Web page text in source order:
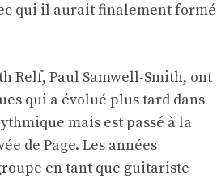
qui il aurait finalement formé
Relf, ​​Paul Samwell-Smith, ont
qui a évolué plus tard dans
mais est passé à la
de Page. Les années
en tant que guitariste